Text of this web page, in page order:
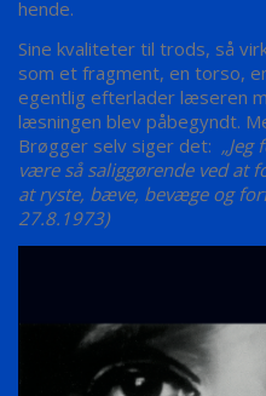
hende.
Sine kvaliteter til trods, så
som et fragment, en torso,
egentlig efterlader læseren
læsningen blev påbegyndt.
Brøgger selv siger det:
være så saliggørende ved at
at ryste, bæve, bevæge og
27.8.1973)